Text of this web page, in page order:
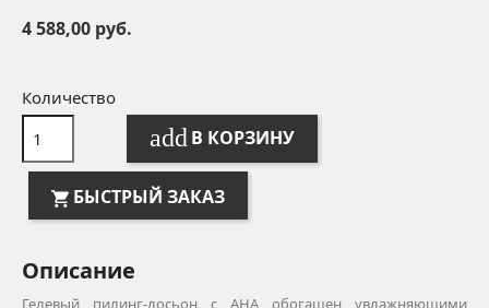
4 588,00 руб.
Количество
add В КОРЗИНУ
БЫСТРЫЙ ЗАКАЗ
Описание
Гелевый пилинг-лосьон с AHA обогащен увлажняющими